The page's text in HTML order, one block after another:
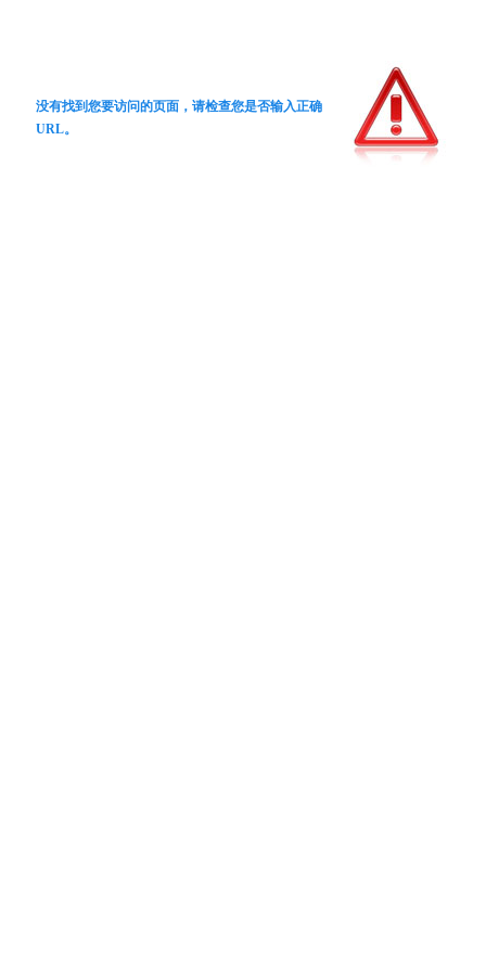
没有找到您要访问的页面，请检查您是否输入正确
URL。